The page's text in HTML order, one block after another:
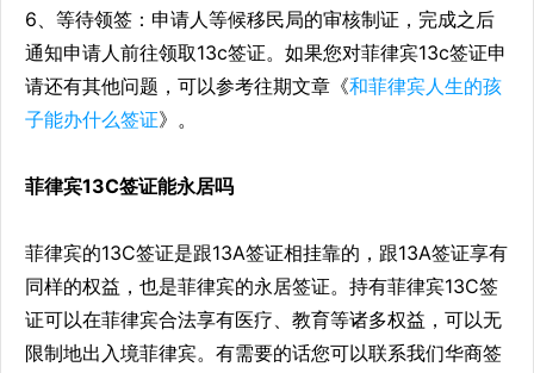
6、等待领签：申请人等候移民局的审核制证，完成之后
通知申请人前往领取13c签证。如果您对菲律宾13c签证申
请还有其他问题，可以参考往期文章《和菲律宾人生的孩
子能办什么签证》。
菲律宾13C签证能永居吗
菲律宾的13C签证是跟13A签证相挂靠的，跟13A签证享有
同样的权益，也是菲律宾的永居签证。持有菲律宾13C签
证可以在菲律宾合法享有医疗、教育等诸多权益，可以无
限制地出入境菲律宾。有需要的话您可以联系我们华商签